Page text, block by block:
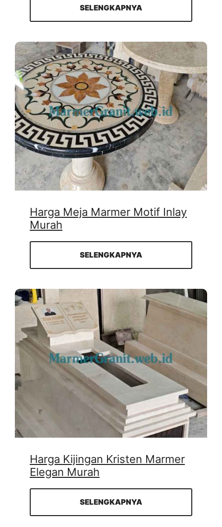
SELENGKAPNYA
Harga Meja Marmer Motif Inlay
Murah
SELENGKAPNYA
Harga Kijingan Kristen Marmer
Elegan Murah
SELENGKAPNYA